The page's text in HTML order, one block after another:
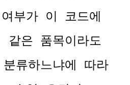
부가 이 코드에
같은 품목이라도
류하느냐에 따라